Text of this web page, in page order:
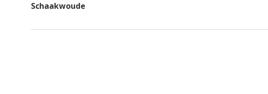
Schaakwoude